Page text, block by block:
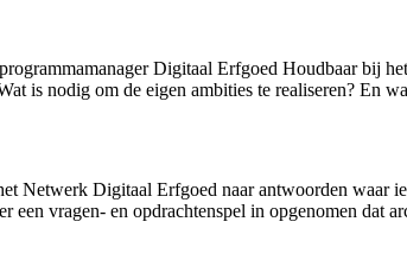
Digitaal Erfgoed Houdbaar bij
is nodig om de eigen ambities te realiseren? En
Netwerk Digitaal Erfgoed naar antwoorden waar
een vragen- en opdrachtenspel in opgenomen dat